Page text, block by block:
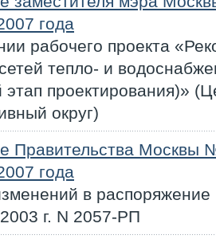
года
рабочего проекта
тепло- и
этап проектирования)»
округ)
Правительства Москвы
года
в
г. N 2057-РП